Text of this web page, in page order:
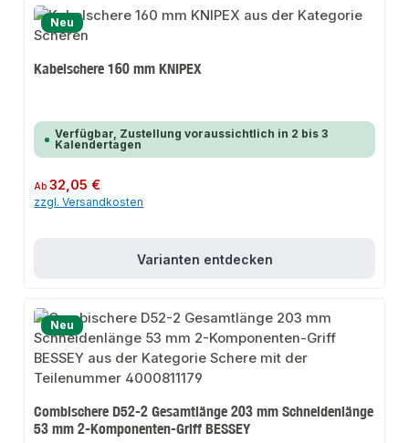
Neu
Kabelschere 160 mm KNIPEX
Verfügbar, Zustellung voraussichtlich in 2 bis 3
Kalendertagen
Regulärer Preis:
Ab32,05 €
zzgl. Versandkosten
Varianten entdecken
Neu
Combischere D52-2 Gesamtlänge 203 mm Schneidenlänge
53 mm 2-Komponenten-Griff BESSEY